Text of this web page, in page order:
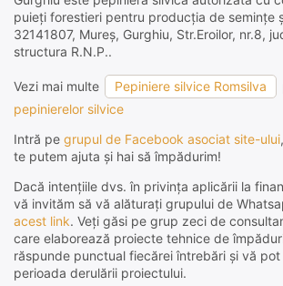
puieți forestieri pentru producția de semințe
32141807, Mureş, Gurghiu, Str.Eroilor, nr.8,
structura R.N.P..
Vezi mai multe Pepiniere silvice Romsilva
pepinierelor silvice
Intră pe grupul de Facebook asociat site-ului
te putem ajuta și hai să împădurim!
Dacă intențiile dvs. în privința aplicării la
vă invităm să vă alăturați grupului de
acest link. Veți găsi pe grup zeci de
care elaborează proiecte tehnice de
răspunde punctual fiecărei întrebări și vă
perioada derulării proiectului.